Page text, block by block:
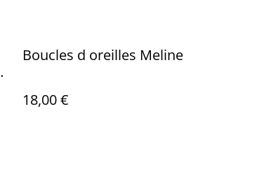
Boucles d oreilles Meline
18,00 €